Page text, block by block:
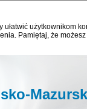
ułatwić użytkownikom
Pamiętaj, że